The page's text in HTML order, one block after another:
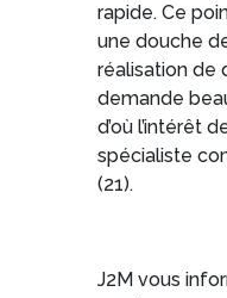
rapide. Ce
une douche
réalisation de
demande
d’où l’intérêt
spécialiste
(21).
J2M vous